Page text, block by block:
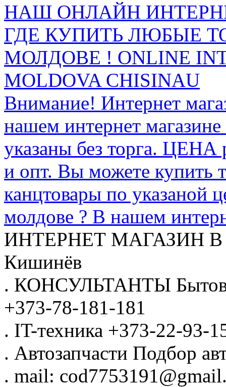
НАШ ОНЛАЙН
ГДЕ КУПИТЬ ЛЮБЫЕ
МОЛДОВЕ ! ONLINE
MOLDOVA CHISINAU
Внимание! Интернет
нашем интернет
указаны без торга.
и опт. Вы можете купить
канцтовары по указаной
молдове ? В нашем
ИНТЕРНЕТ МАГАЗИН
Кишинёв
. КОНСУЛЬТАНТЫ
+373-78-181-181
. IT-техника +373-22-93-
. Автозапчасти Подбор
. mail: